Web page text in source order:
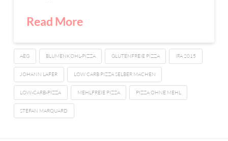
Read More
AEG BLUMENKOHL-PIZZA GLUTENFREIE PIZZA IFA 2015
JOHANN LAFER LOW CARB PIZZA SELBER MACHEN
LOW-CARB-PIZZA MEHLFREIE PIZZA PIZZA OHNE MEHL
STEFAN MARQUARD